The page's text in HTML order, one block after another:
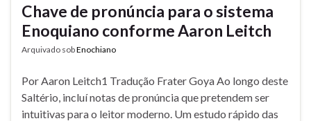
Chave de pronúncia para o sistema
Enoquiano conforme Aaron Leitch
Arquivado sobEnochiano
Por Aaron Leitch1 Tradução Frater Goya Ao longo deste
Saltério, incluí notas de pronúncia que pretendem ser
intuitivas para o leitor moderno. Um estudo rápido das